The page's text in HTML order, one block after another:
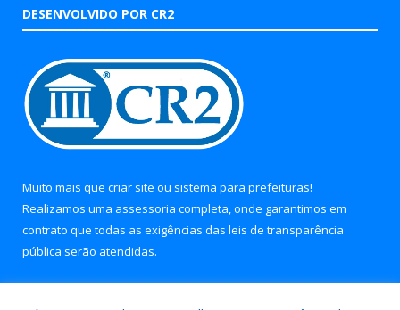
DESENVOLVIDO POR CR2
Muito mais que criar site ou sistema para prefeituras!
Realizamos uma assessoria completa, onde garantimos em
contrato que todas as exigências das leis de transparência
pública serão atendidas.